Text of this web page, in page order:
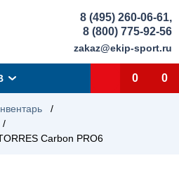
8 (495) 260-06-61,
8 (800) 775-92-56
zakaz@ekip-sport.ru
0 0
/
/
Carbon PRO6